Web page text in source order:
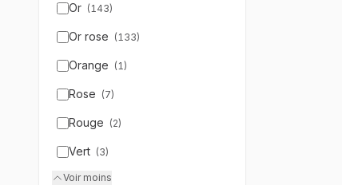
Or (143)
Or rose (133)
Orange (1)
Rose (7)
Rouge (2)
Vert (3)
Voir moins